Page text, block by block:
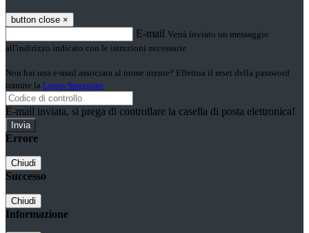
button close ×
E-mail Verrà inviato un messaggio
all'indirizzo indicato con le istruzioni necessarie.
Non hai una e-mail associata al nome utente? Effettua il reset della password
tramite la Login Spaggiari
E-mail inviata, si prega di controllare la casella di posta elettronica!
Errore
Chiudi
Successo
Chiudi
Informazione